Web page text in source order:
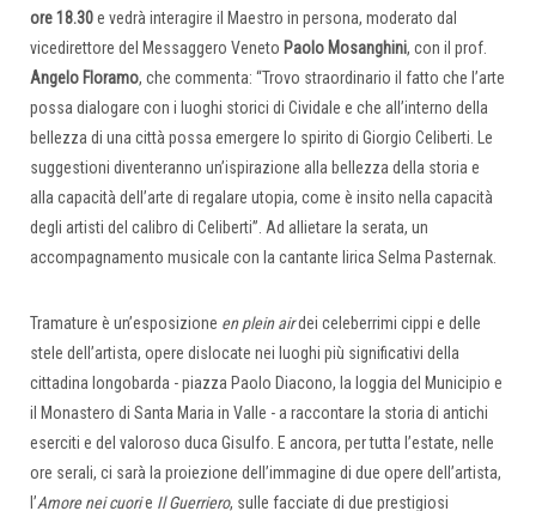
ore 18.30e vedrà interagire il Maestro in persona, moderato dal
vicedirettore del Messaggero Veneto Paolo Mosanghini, con il prof.
Angelo Floramo, che commenta: “Trovo straordinario il fatto che l’arte
possa dialogare con i luoghi storici di Cividale e che all’interno della
bellezza di una città possa emergere lo spirito di Giorgio Celiberti. Le
suggestioni diventeranno un’ispirazione alla bellezza della storia e
alla capacità dell’arte di regalare utopia, come è insito nella capacità
degli artisti del calibro di Celiberti”. Ad allietare la serata, un
accompagnamento musicale con la cantante lirica Selma Pasternak.
Tramature è un’esposizione en plein airdei celeberrimi cippi e delle
stele dell’artista, opere dislocate nei luoghi più significativi della
cittadina longobarda - piazza Paolo Diacono, la loggia del Municipio e
il Monastero di Santa Maria in Valle - a raccontare la storia di antichi
eserciti e del valoroso duca Gisulfo. E ancora, per tutta l’estate, nelle
ore serali, ci sarà la proiezione dell’immagine di due opere dell’artista,
l’Amore nei cuorie Il Guerriero, sulle facciate di due prestigiosi